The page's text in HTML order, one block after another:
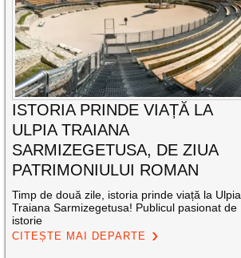
ISTORIA PRINDE VIAȚĂ LA
ULPIA TRAIANA
SARMIZEGETUSA, DE ZIUA
PATRIMONIULUI ROMAN
Timp de două zile, istoria prinde viață la Ulpia
Traiana Sarmizegetusa! Publicul pasionat de
istorie
CITEȘTE MAI DEPARTE